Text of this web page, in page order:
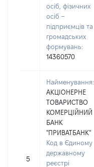
осіб, фізичних
осіб –
підприємців та
громадських
формувань:
14360570
5
Найменування:
АКЦІОНЕРНЕ
ТОВАРИСТВО
КОМЕРЦІЙНИЙ
БАНК
"ПРИВАТБАНК"
Код в Єдиному
державному
реєстрі